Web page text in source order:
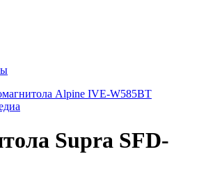
Alpine IVE-W585BT
Supra SFD-